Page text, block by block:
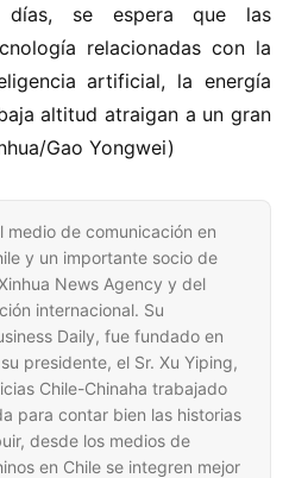
se espera que las
relacionadas con la
artificial, la energía
altitud atraigan a un gran
Gao Yongwei)
medio de comunicación en
y un importante socio de
News Agency y del
internacional. Su
Daily, fue fundado en
presidente, el Sr. Xu Yiping,
Chile-Chinaha trabajado
para contar bien las historias
desde los medios de
en Chile se integren mejor